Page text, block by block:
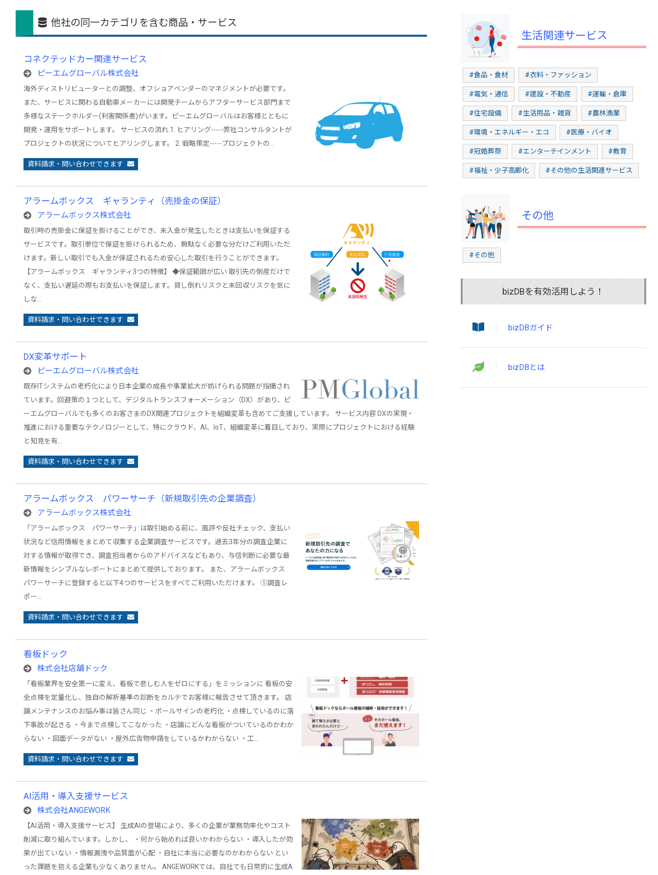
他社の同一カテゴリを含む商品・サービス
コネクテッドカー関連サービス
ピーエムグローバル株式会社
海外ディストリビューターとの調整、オフショアベンダーのマネジメントが必要です。
また、サービスに関わる自動車メーカーには開発チームからアフターサービス部門まで
多様なステークホルダー(利害関係者)がいます。ピーエムグローバルはお客様とともに
開発・運用をサポートします。 サービスの流れ 1. ヒアリング-----弊社コンサルタントが
プロジェクトの状況についてヒアリングします。 2. 戦略策定-----プロジェクトの…
資料請求・問い合わせできます
アラームボックス ギャランティ（売掛金の保証）
アラームボックス株式会社
取引時の売掛金に保証を掛けることができ、未入金が発生したときは支払いを保証する
サービスです。取引単位で保証を掛けられるため、無駄なく必要な分だけご利用いただ
けます。新しい取引でも入金が保証されるため安心した取引を行うことができます。
【アラームボックス ギャランティ3つの特徴】 ◆保証範囲が広い 取引先の倒産だけで
なく、支払い遅延の際もお支払いを保証します。貸し倒れリスクと未回収リスクを気に
しな…
資料請求・問い合わせできます
DX変革サポート
ピーエムグローバル株式会社
既存ITシステムの老朽化により日本企業の成長や事業拡大が妨げられる問題が指摘され
ています。回避策の１つとして、デジタルトランスフォーメーション（DX）があり、ピ
ーエムグローバルでも多くのお客さまのDX関連プロジェクトを組織変革も含めてご支援しています。 サービス内容 DXの実現・
推進における重要なテクノロジーとして、特にクラウド、AI、IoT、組織変革に着目しており、実際にプロジェクトにおける経験
と知見を有…
資料請求・問い合わせできます
アラームボックス パワーサーチ（新規取引先の企業調査）
アラームボックス株式会社
「アラームボックス パワーサーチ」は取引始める前に、風評や反社チェック、支払い
状況など信用情報をまとめて収集する企業調査サービスです。過去3年分の調査企業に
対する情報が取得でき、調査担当者からのアドバイスなどもあり、与信判断に必要な最
新情報をシンプルなレポートにまとめて提供しております。 また、アラームボックス
パワーサーチに登録すると以下4つのサービスをすべてご利用いただけます。 ①調査レ
ポー…
資料請求・問い合わせできます
看板ドック
株式会社店舗ドック
「看板業界を安全第一に変え、看板で悲しむ人をゼロにする」をミッションに 看板の安
全点検を定量化し、独自の解析基準の診断をカルテでお客様に報告させて頂きます。 店
舗メンテナンスのお悩み事は皆さん同じ ・ポールサインの老朽化 ・点検しているのに落
下事故が起きる ・今まで点検してこなかった ・店舗にどんな看板がついているのかわか
らない ・図面データがない ・屋外広告物申請をしているかわからない ・工…
資料請求・問い合わせできます
AI活用・導入支援サービス
株式会社ANGEWORK
【AI活用・導入支援サービス】 生成AIの登場により、多くの企業が業務効率化やコスト
削減に取り組んでいます。しかし、 ・何から始めれば良いかわからない ・導入したが効
果が出ていない ・情報漏洩や品質面が心配 ・自社に本当に必要なのかわからない とい
った課題を抱える企業も少なくありません。 ANGEWORKでは、自社でも日常的に生成A
生活関連サービス
#食品・食材 #衣料・ファッション
#電気・通信 #建設・不動産 #運輸・倉庫
#住宅設備 #生活用品・雑貨 #農林漁業
#環境・エネルギー・エコ #医療・バイオ
#冠婚葬祭 #エンターテインメント #教育
#福祉・少子高齢化 #その他の生活関連サービス
その他
#その他
bizDBを有効活用しよう！
bizDBガイド
bizDBとは